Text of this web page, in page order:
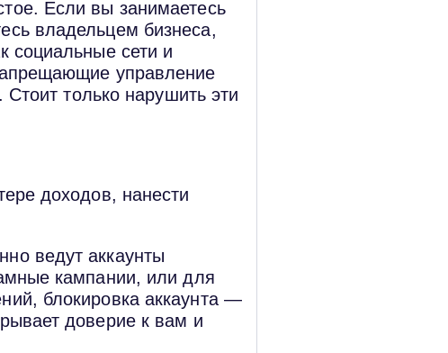
Если вы занимаетесь
владельцем бизнеса,
социальные сети и
управление
Стоит только нарушить эти
доходов, нанести
ведут аккаунты
кампании, или для
блокировка аккаунта —
доверие к вам и